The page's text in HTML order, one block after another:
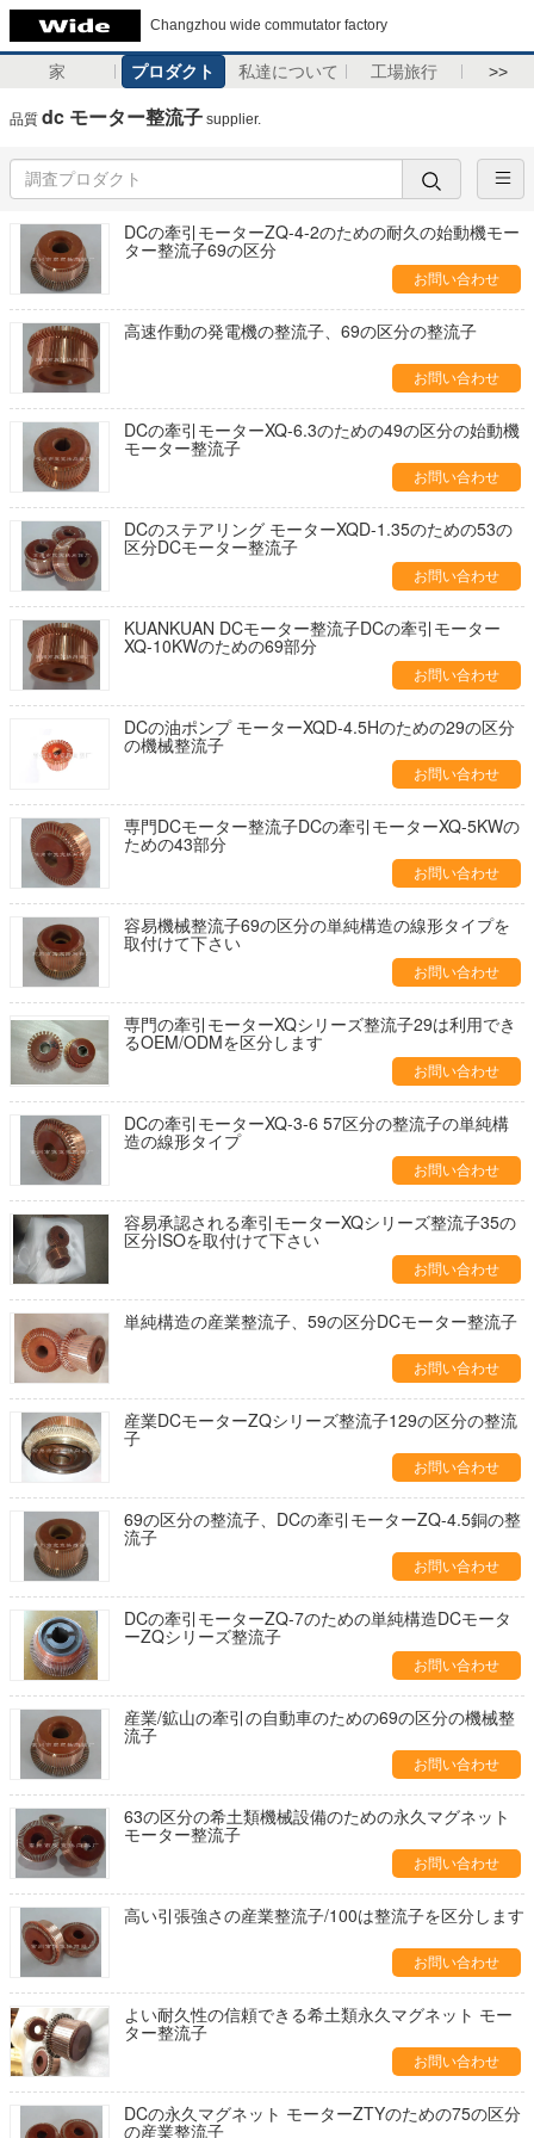
Changzhou wide commutator factory
家 プロダクト 私達について 工場旅行 >>
品質 dc モーター整流子 supplier.
DCの牽引モーターZQ-4-2のための耐久の始動機モー
ター整流子69の区分
お問い合わせ
高速作動の発電機の整流子、69の区分の整流子
お問い合わせ
DCの牽引モーターXQ-6.3のための49の区分の始動機
モーター整流子
お問い合わせ
DCのステアリング モーターXQD-1.35のための53の
区分DCモーター整流子
お問い合わせ
KUANKUAN DCモーター整流子DCの牽引モーター
XQ-10KWのための69部分
お問い合わせ
DCの油ポンプ モーターXQD-4.5Hのための29の区分
の機械整流子
お問い合わせ
専門DCモーター整流子DCの牽引モーターXQ-5KWの
ための43部分
お問い合わせ
容易機械整流子69の区分の単純構造の線形タイプを
取付けて下さい
お問い合わせ
専門の牽引モーターXQシリーズ整流子29は利用でき
るOEM/ODMを区分します
お問い合わせ
DCの牽引モーターXQ-3-6 57区分の整流子の単純構
造の線形タイプ
お問い合わせ
容易承認される牽引モーターXQシリーズ整流子35の
区分ISOを取付けて下さい
お問い合わせ
単純構造の産業整流子、59の区分DCモーター整流子
お問い合わせ
産業DCモーターZQシリーズ整流子129の区分の整流
子
お問い合わせ
69の区分の整流子、DCの牽引モーターZQ-4.5銅の整
流子
お問い合わせ
DCの牽引モーターZQ-7のための単純構造DCモータ
ーZQシリーズ整流子
お問い合わせ
産業/鉱山の牽引の自動車のための69の区分の機械整
流子
お問い合わせ
63の区分の希土類機械設備のための永久マグネット
モーター整流子
お問い合わせ
高い引張強さの産業整流子/100は整流子を区分します
お問い合わせ
よい耐久性の信頼できる希土類永久マグネット モー
ター整流子
お問い合わせ
DCの永久マグネット モーターZTYのための75の区分
の産業整流子